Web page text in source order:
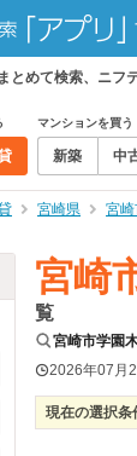
めて検索、ニフ
マンションを買う
新築 中
宮崎県 宮
宮崎
覧
宮崎市学園
2026年07月
現在の選択条